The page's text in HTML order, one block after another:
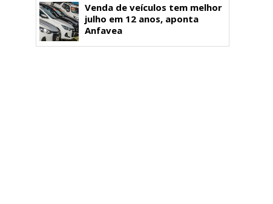
Venda de veículos tem melhor
julho em 12 anos, aponta
Anfavea